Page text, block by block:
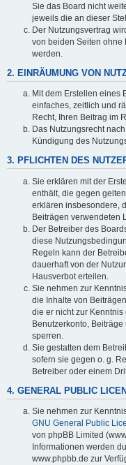
Sie das Board nicht
jeweils die an dieser
Der Nutzungsvertrag
von beiden Seiten ohne
werden.
2. EINRÄUMUNG VON
Mit dem Erstellen eines
einfaches, zeitlich und
Recht, Ihren Beitrag im
Das Nutzungsrecht
Kündigung des
3. PFLICHTEN DES
Sie erklären mit der
enthält, die gegen
erklären insbesondere,
Beiträgen verwendeten
Der Betreiber des
diese
Regeln kann der
dauerhaft von der
Hausverbot erteilen.
Sie nehmen zur
die Inhalte von
die er nicht zur
Benutzerkonto,
sperren.
Sie gestatten dem
sofern sie gegen o. g.
Betreiber oder einem
4. GENERAL PUBLIC
Sie nehmen zur
GNU General Public
von phpBB Limited
Informationen werden
www.phpbb.de zur